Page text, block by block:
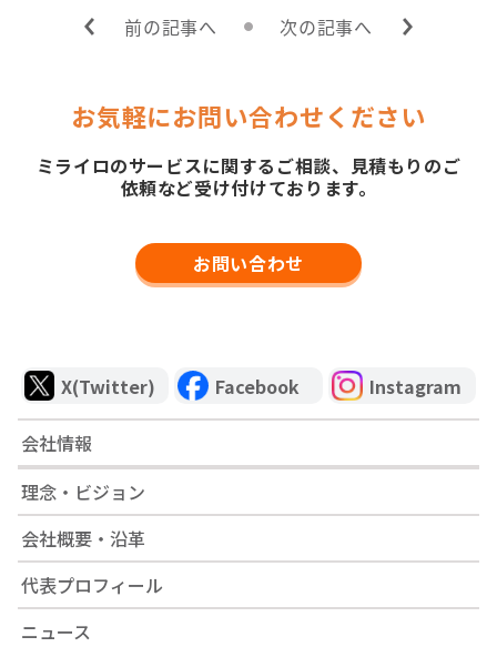
前の記事へ 次の記事へ
お気軽にお問い合わせください
ミライロのサービスに関するご相談、見積もりのご
依頼など受け付けております。
お問い合わせ
X(Twitter) Facebook Instagram
会社情報
理念・ビジョン
会社概要・沿革
代表プロフィール
ニュース